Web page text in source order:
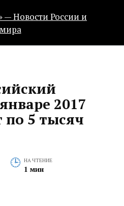
2017
по 5 тысяч
НА ЧТЕНИЕ
1 мин